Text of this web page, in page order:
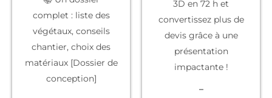
complet : liste des
végétaux, conseils
chantier, choix des
matériaux [Dossier de
conception]
3D en 72 h et
convertissez plus de
devis grâce à une
présentation
impactante !
–